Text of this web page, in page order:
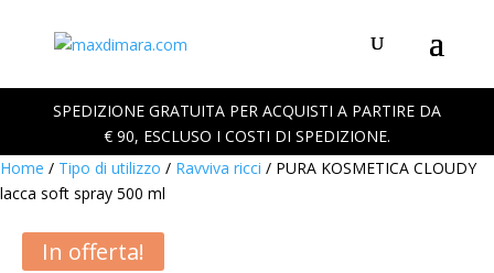
SPEDIZIONE GRATUITA PER ACQUISTI A PARTIRE DA
€ 90, ESCLUSO I COSTI DI SPEDIZIONE.
Home / Tipo di utilizzo / Ravviva ricci / PURA KOSMETICA CLOUDY
lacca soft spray 500 ml
In offerta!